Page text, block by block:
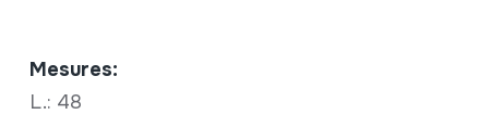
Mesures:
L.: 48